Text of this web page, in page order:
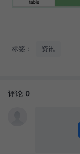
标签： 资讯
评论 0